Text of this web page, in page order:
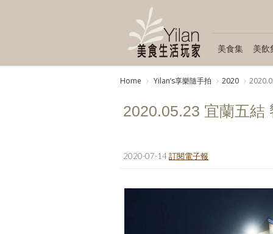
美食集 美飲
Home Yilanʼs享樂隨手拍 2020
2020.05.23 宜蘭五結
2020-07-14訂閱電子報